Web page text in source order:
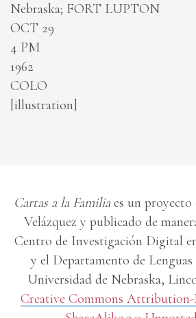
Nebraska; FORT LUPTON
OCT 29
4 PM
1962
COLO
[illustration]
Cartas a la Familiaes un
Velázquez y publicado de
Centro de Investigación Digital
y el Departamento de
Universidad de Nebraska,
Creative Commons